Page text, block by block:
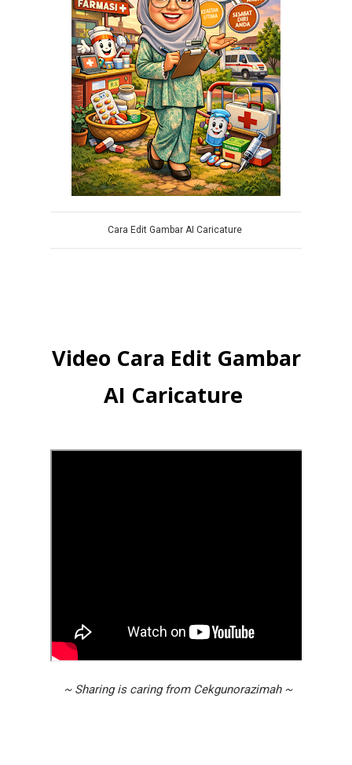
Cara Edit Gambar AI Caricature
Video Cara Edit Gambar
AI Caricature
~ Sharing is caring from Cekgunorazimah ~